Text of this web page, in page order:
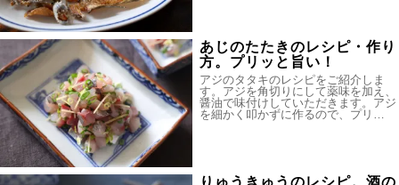
あじのたたきのレシピ・作り
方。プリッと旨い！
アジのタタキのレシピをご紹介しま
す。アジを角切りにして薬味を加え、
醤油で味付けしていただきます。アジ
を細かく叩かずに作るので、プリ…
りゅうきゅうのレシピ。酒の